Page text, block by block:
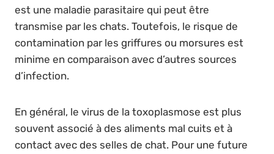
est une maladie parasitaire qui peut être
transmise par les chats. Toutefois, le risque de
contamination par les griffures ou morsures est
minime en comparaison avec d’autres sources
d’infection.
En général, le virus de la toxoplasmose est plus
souvent associé à des aliments mal cuits et à
contact avec des selles de chat. Pour une future